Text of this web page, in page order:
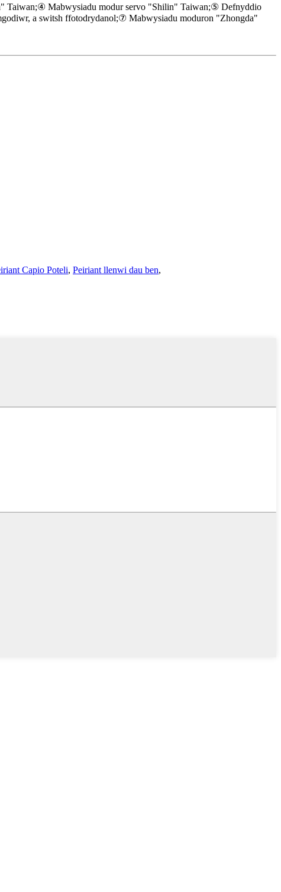
Mabwysiadu modur servo "Shilin" Taiwan;⑤ Defnyddio
a switsh ffotodrydanol;⑦ Mabwysiadu moduron "Zhongda"
Capio Poteli, Peiriant llenwi dau ben,